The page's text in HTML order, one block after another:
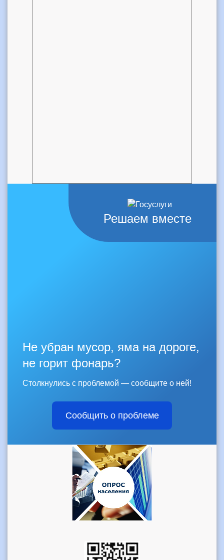
Решаем вместе
Не убран мусор, яма на дороге,
не горит фонарь?
Столкнулись с проблемой — сообщите о ней!
Сообщить о проблеме